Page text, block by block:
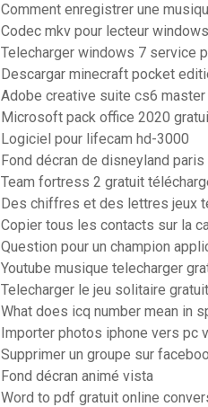
Comment enregistrer une
Codec mkv pour lecteur
Telecharger windows 7 service
Descargar minecraft pocket
Adobe creative suite cs6
Microsoft pack office 2020
Logiciel pour lifecam hd-3000
Fond décran de disneyland paris
Team fortress 2 gratuit
Des chiffres et des lettres jeux
Copier tous les contacts sur la
Question pour un champion
Youtube musique telecharger
Telecharger le jeu solitaire gratuit
What does icq number mean in
Importer photos iphone vers pc
Supprimer un groupe sur
Fond décran animé vista
Word to pdf gratuit online